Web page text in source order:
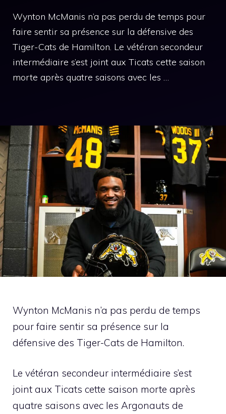
Wynton McManis n’a pas perdu de temps pour
faire sentir sa présence sur la défensive des
Tiger-Cats de Hamilton. Le vétéran secondeur
intermédiaire s’est joint aux Ticats cette saison
morte après quatre saisons avec les …
Wynton McManis n’a pas perdu de temps
pour faire sentir sa présence sur la
défensive des Tiger-Cats de Hamilton.
Le vétéran secondeur intermédiaire s’est
joint aux Ticats cette saison morte après
quatre saisons avec les Argonauts de